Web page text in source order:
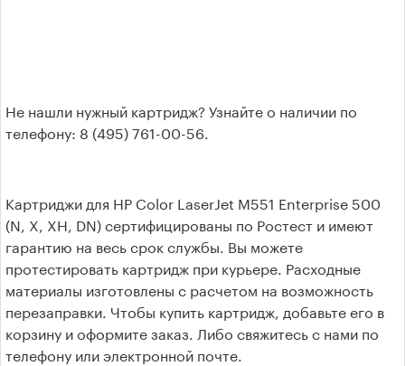
Не нашли нужный картридж? Узнайте о наличии по
телефону: 8 (495) 761-00-56.
Картриджи для HP Color LaserJet M551 Enterprise 500
(N, X, XH, DN) сертифицированы по Ростест и имеют
гарантию на весь срок службы. Вы можете
протестировать картридж при курьере. Расходные
материалы изготовлены с расчетом на возможность
перезаправки. Чтобы купить картридж, добавьте его в
корзину и оформите заказ. Либо свяжитесь с нами по
телефону или электронной почте.